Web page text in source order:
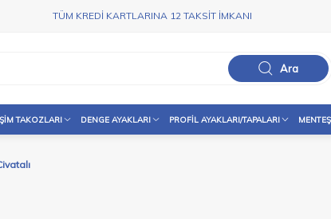
TÜM KREDİ KARTLARINA 12 TAKSİT İMKANI
Ara
TAKOZLARI DENGE AYAKLARI PROFIL AYAKLARI/TAPALARI